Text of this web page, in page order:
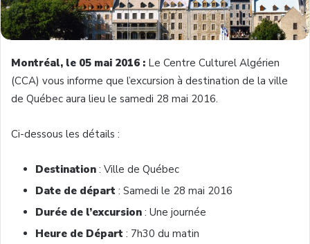
Montréal, le 05 mai 2016 : Le Centre Culturel Algérien
(CCA) vous informe que l’excursion à destination de la ville
de Québec aura lieu le samedi 28 mai 2016.
Ci-dessous les détails :
Destination : Ville de Québec
Date de départ : Samedi le 28 mai 2016
Durée de l’excursion : Une journée
Heure de Départ : 7h30 du matin